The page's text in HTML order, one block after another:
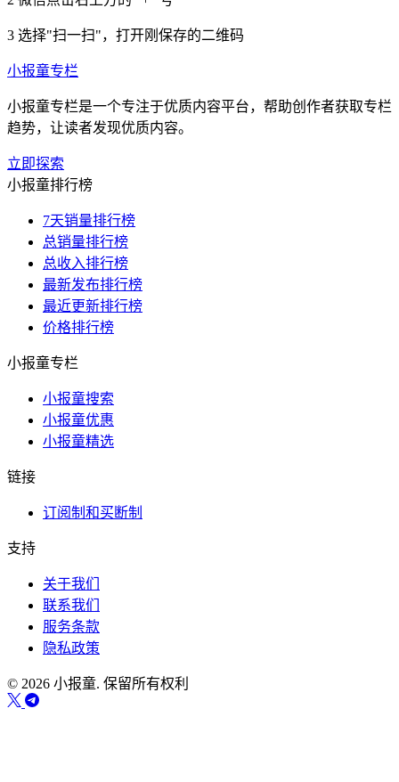
3 选择"扫一扫"，打开刚保存的二维码
小报童专栏
小报童专栏是一个专注于优质内容平台，帮助创作者获取专栏
趋势，让读者发现优质内容。
立即探索
小报童排行榜
7天销量排行榜
总销量排行榜
总收入排行榜
最新发布排行榜
最近更新排行榜
价格排行榜
小报童专栏
小报童搜索
小报童优惠
小报童精选
链接
订阅制和买断制
支持
关于我们
联系我们
服务条款
隐私政策
© 2026 小报童. 保留所有权利